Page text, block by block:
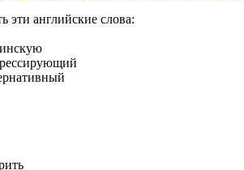
эти английские слова: